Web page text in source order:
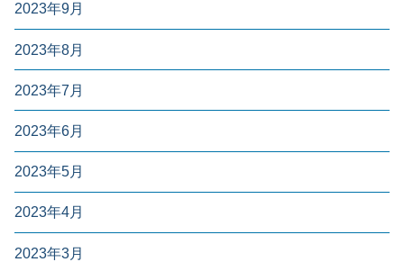
2023年9月
2023年8月
2023年7月
2023年6月
2023年5月
2023年4月
2023年3月